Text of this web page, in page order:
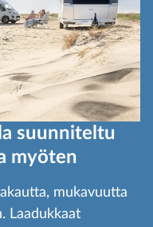
suunniteltu
myöten
mukavuutta
Laadukkaat